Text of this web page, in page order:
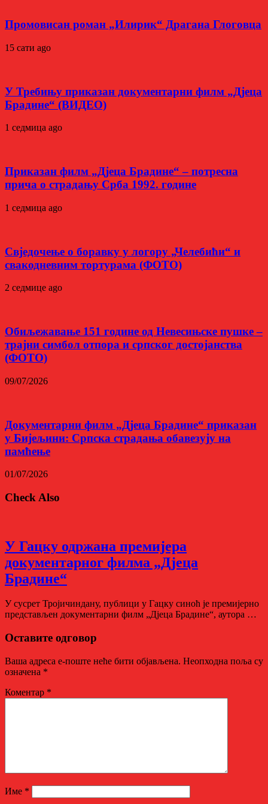
Промовисан роман „Илирик“ Драгана Глоговца
15 сати ago
У Требињу приказан документарни филм „Дјеца
Брадине“ (ВИДЕО)
1 седмица ago
Приказан филм „Дјеца Брадине“ – потресна
прича о страдању Срба 1992. године
1 седмица ago
Свједочење о боравку у логору „Челебићи“ и
свакодневним тортурама (ФОТО)
2 седмице ago
Обиљежавање 151 године од Невесињске пушке –
трајни симбол отпора и српског достојанства
(ФОТО)
09/07/2026
Документарни филм „Дјеца Брадине“ приказан
у Бијељини: Српска страдања обавезују на
памћење
01/07/2026
Check Also
У Гацку одржана премијера
документарног филма „Дјеца
Брадине“
У сусрет Тројичиндану, публици у Гацку синоћ је премијерно
представљен документарни филм „Дјеца Брадине“, аутора …
Оставите одговор
Ваша адреса е-поште неће бити објављена. Неопходна поља су
означена *
Коментар *
Име *